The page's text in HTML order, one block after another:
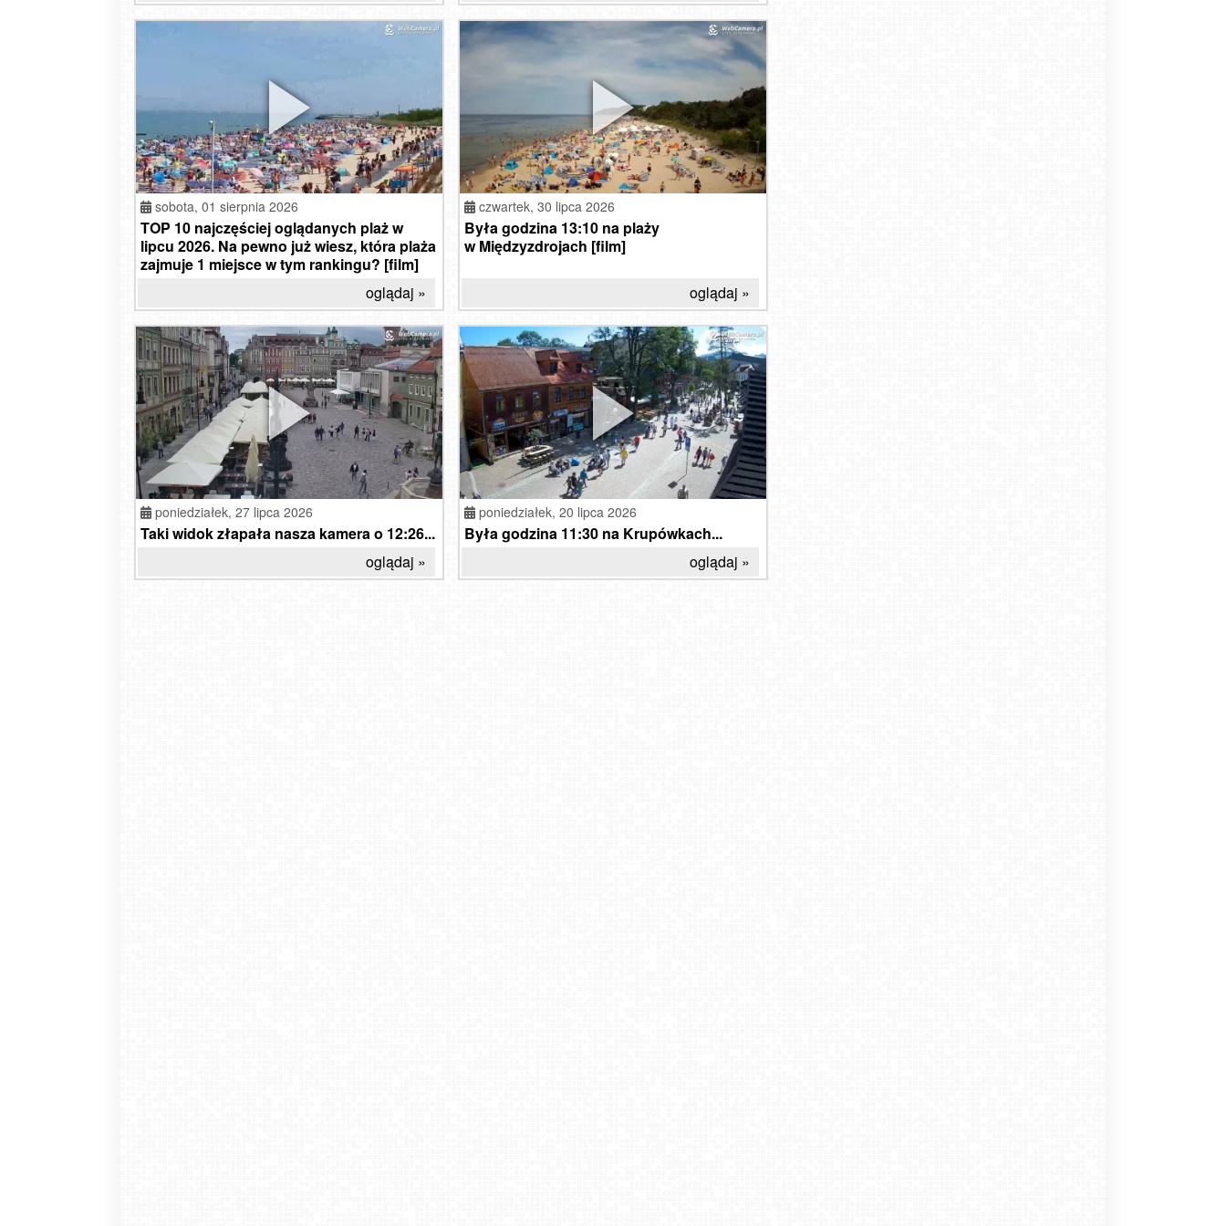
sobota, 01 sierpnia 2026
TOP 10 najczęściej oglądanych plaż w
lipcu 2026. Na pewno już wiesz, która plaża
zajmuje 1 miejsce w tym rankingu? [film]
oglądaj »
czwartek, 30 lipca 2026
Była godzina 13:10 na plaży
w Międzyzdrojach [film]
oglądaj »
poniedziałek, 27 lipca 2026
Taki widok złapała nasza kamera o 12:26...
oglądaj »
poniedziałek, 20 lipca 2026
Była godzina 11:30 na Krupówkach...
oglądaj »